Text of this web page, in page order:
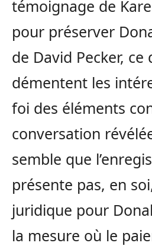
témoignage de
pour préserver
de David Pecker, ce
démentent les
foi des éléments
conversation
semble que
présente pas, en
juridique pour
la mesure où le